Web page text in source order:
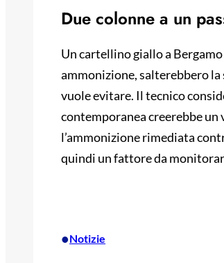
Due colonne a un
Un cartellino giallo a
ammonizione, salterebbero
vuole evitare. Il tecnico
contemporanea creerebbe
l’ammonizione rimediata
quindi un fattore da
•Notizie